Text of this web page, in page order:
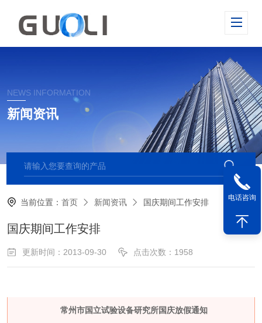
NEWS INFORMATION
新闻资讯
当前位置：首页 新闻资讯 国庆期间工作安排
国庆期间工作安排
更新时间：2013-09-30 点击次数：1958
常州市国立试验设备研究所国庆放假通知
电话咨询